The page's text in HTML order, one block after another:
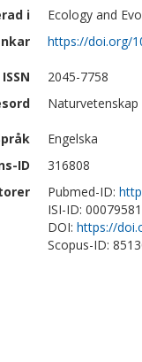
i
Ecology and
https://doi.org/
ISSN
2045-7758
Engelska
ID
316808
Pubmed-ID:
ISI-ID:
DOI: https://
Scopus-ID: